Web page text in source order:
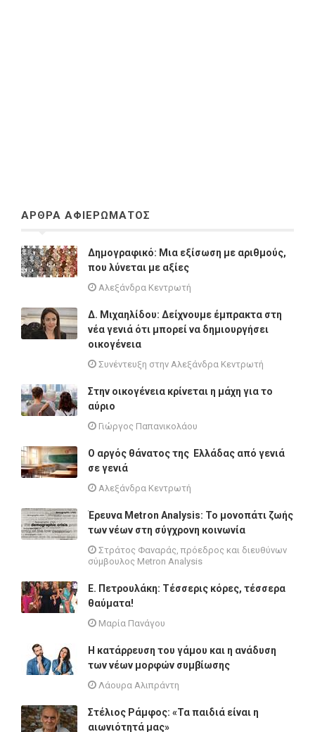
ΑΡΘΡΑ ΑΦΙΕΡΩΜΑΤΟΣ
Δημογραφικό: Μια εξίσωση με αριθμούς,
που λύνεται με αξίες
Αλεξάνδρα Κεντρωτή
Δ. Μιχαηλίδου: Δείχνουμε έμπρακτα στη
νέα γενιά ότι μπορεί να δημιουργήσει
οικογένεια
Συνέντευξη στην Αλεξάνδρα Κεντρωτή
Στην οικογένεια κρίνεται η μάχη για το
αύριο
Γιώργος Παπανικολάου
O αργός θάνατος της Ελλάδας από γενιά
σε γενιά
Αλεξάνδρα Κεντρωτή
Έρευνα Metron Analysis: Το μονοπάτι ζωής
των νέων στη σύγχρονη κοινωνία
Στράτος Φαναράς, πρόεδρος και διευθύνων
σύμβουλος Metron Analysis
Ε. Πετρουλάκη: Τέσσερις κόρες, τέσσερα
θαύματα!
Μαρία Πανάγου
Η κατάρρευση του γάμου και η ανάδυση
των νέων μορφών συμβίωσης
Λάουρα Αλιπράντη
Στέλιος Ράμφος: «Τα παιδιά είναι η
αιωνιότητά μας»